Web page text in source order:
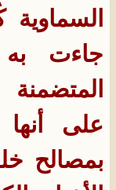
جاءت به
على
بمصالح